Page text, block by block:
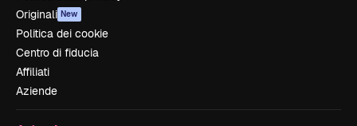
Originali New
Politica dei cookie
Centro di fiducia
Affiliati
Aziende